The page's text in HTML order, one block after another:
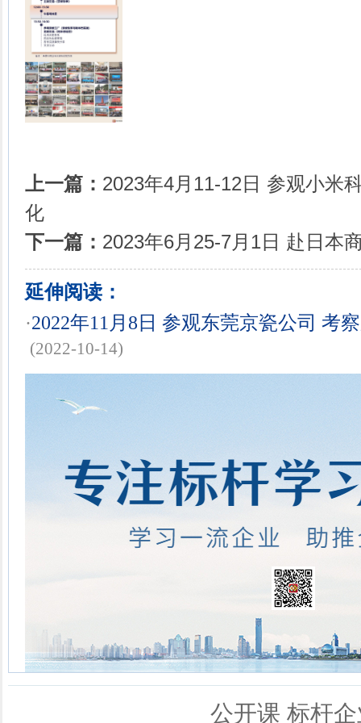
上一篇： 2023年4月11-12日 参观小米
化
下一篇： 2023年6月25-7月1日 赴日本
延伸阅读：
·2022年11月8日 参观东莞京瓷公司 考
(2022-10-14)
公开课 标杆